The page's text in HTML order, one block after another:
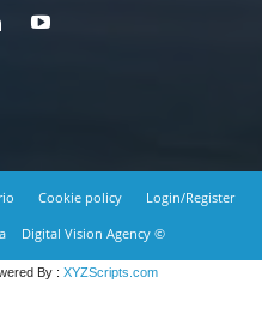
Cookie policy
Login/Register
Digital Vision Agency ©
By : XYZScripts.com